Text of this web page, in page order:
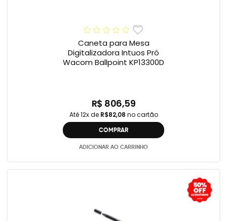
Caneta para Mesa
Digitalizadora Intuos Pró
Wacom Ballpoint KP13300D
R$ 806,59
Até 12x de R$82,08 no cartão
COMPRAR
ADICIONAR AO CARRINHO